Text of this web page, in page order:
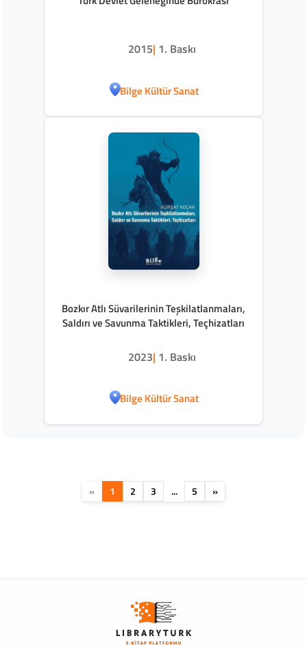
2015| 1. Baskı
Bilge Kültür Sanat
Bozkır Atlı Süvarilerinin Teşkilatlanmaları,
Saldırı ve Savunma Taktikleri, Teçhizatları
2023| 1. Baskı
Bilge Kültür Sanat
« 1 2 3 ... 5 »